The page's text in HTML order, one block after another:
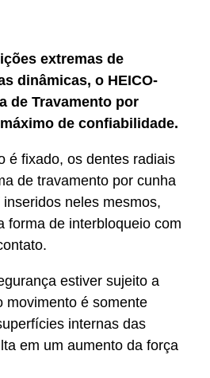
extremas de
dinâmicas, o HEICO-
de Travamento por
de confiabilidade.
é fixado, os dentes radiais
de travamento por cunha
inseridos neles mesmos,
forma de interbloqueio com
estiver sujeito a
movimento é somente
internas das
em um aumento da força